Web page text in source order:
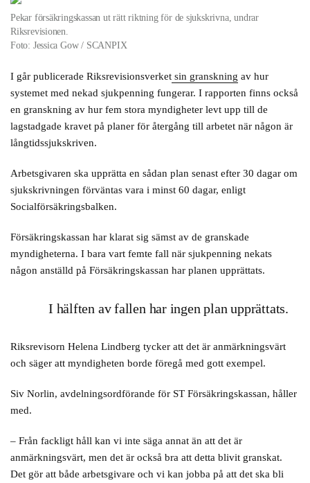
Pekar försäkringskassan ut rätt riktning för de sjukskrivna, undrar
Riksrevisionen.
Foto: Jessica Gow / SCANPIX
I går publicerade Riksrevisionsverket sin granskning av hur
systemet med nekad sjukpenning fungerar. I rapporten finns också
en granskning av hur fem stora myndigheter levt upp till de
lagstadgade kravet på planer för återgång till arbetet när någon är
långtidssjukskriven.
Arbetsgivaren ska upprätta en sådan plan senast efter 30 dagar om
sjukskrivningen förväntas vara i minst 60 dagar, enligt
Socialförsäkringsbalken.
Försäkringskassan har klarat sig sämst av de granskade
myndigheterna. I bara vart femte fall när sjukpenning nekats
någon anställd på Försäkringskassan har planen upprättats.
I hälften av fallen har ingen plan upprättats.
Riksrevisorn Helena Lindberg tycker att det är anmärkningsvärt
och säger att myndigheten borde föregå med gott exempel.
Siv Norlin, avdelningsordförande för ST Försäkringskassan, håller
med.
– Från fackligt håll kan vi inte säga annat än att det är
anmärkningsvärt, men det är också bra att detta blivit granskat.
Det gör att både arbetsgivare och vi kan jobba på att det ska bli